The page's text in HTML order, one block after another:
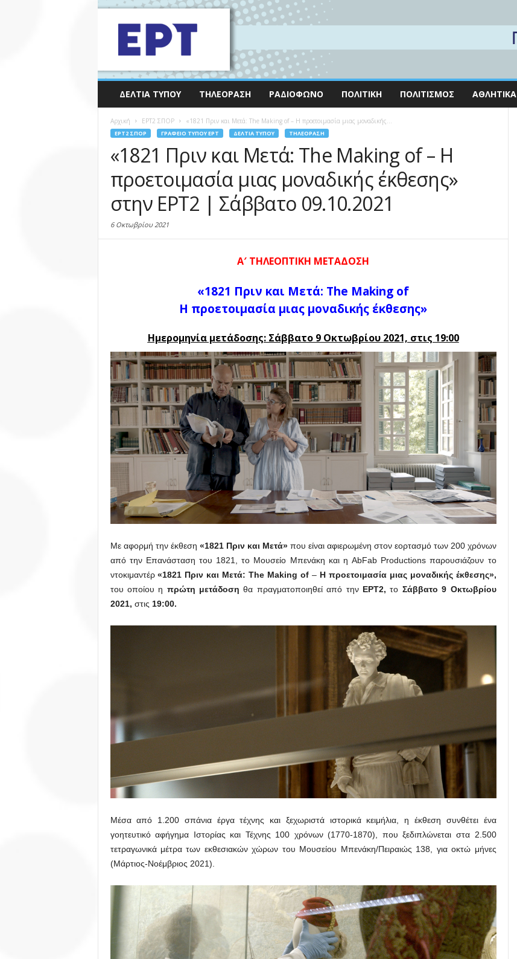
ΔΕΛΤΊΑ ΤΎΠΟΥ ΤΗΛΕΌΡΑΣΗ ΡΑΔΙΌΦΩΝΟ ΠΟΛΙΤΙΚΉ ΠΟΛΙΤΙΣΜΌΣ ΑΘΛΗΤΙΚΆ
Αρχική EΡΤ2 ΣΠΟΡ «1821 Πριν και Μετά: The Making of – Η προετοιμασία μιας μοναδικής...
EΡΤ2 ΣΠΟΡ ΓΡΑΦΕΊΟ ΤΎΠΟΥ ΕΡΤ ΔΕΛΤΊΑ ΤΎΠΟΥ ΤΗΛΕΌΡΑΣΗ
«1821 Πριν και Μετά: The Making of – Η
προετοιμασία μιας μοναδικής έκθεσης»
στην ΕΡΤ2 | Σάββατο 09.10.2021
6 Οκτωβρίου 2021
A′ ΤΗΛΕΟΠΤΙΚΗ ΜΕΤΑΔΟΣΗ
«1821 Πριν και Μετά: The Making of
Η προετοιμασία μιας μοναδικής έκθεσης»
Ημερομηνία μετάδοσης: Σάββατο 9 Οκτωβρίου 2021, στις 19:00
Με αφορμή την έκθεση «1821 Πριν και Μετά»που είναι αφιερωμένη στον εορτασμό των 200 χρόνων
από την Επανάσταση του 1821, το Μουσείο Μπενάκη και η AbFab Productions παρουσιάζουν το
ντοκιμαντέρ«1821 Πριν και Μετά:The Making of – Η προετοιμασία μιας μοναδικής έκθεσης»,
του οποίου η πρώτη μετάδοση θα πραγματοποιηθεί από την ΕΡΤ2, το Σάββατο 9 Οκτωβρίου
2021, στις 19:00.
Μέσα από 1.200 σπάνια έργα τέχνης και ξεχωριστά ιστορικά κειμήλια, η έκθεση συνθέτει ένα
γοητευτικό αφήγημα Ιστορίας και Τέχνης 100 χρόνων (1770-1870), που ξεδιπλώνεται στα 2.500
τετραγωνικά μέτρα των εκθεσιακών χώρων του Μουσείου Μπενάκη/Πειραιώς 138, για οκτώ μήνες
(Μάρτιος-Νοέμβριος 2021).